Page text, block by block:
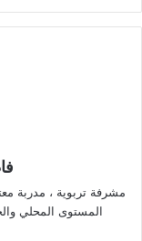
مشرفة تربوية ، مدربة
المستوى المحلي